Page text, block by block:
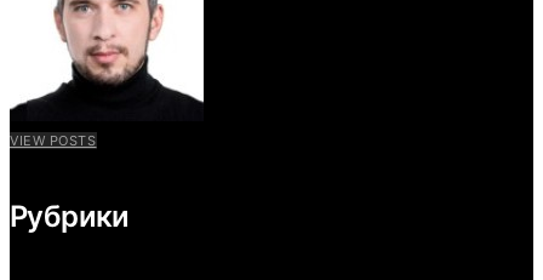
VIEW POSTS
Рубрики